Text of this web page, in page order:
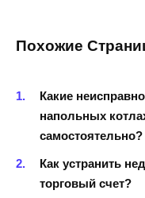
Похожие
Какие
напольных
самостоятельно?
Как устранить
торговый счет?